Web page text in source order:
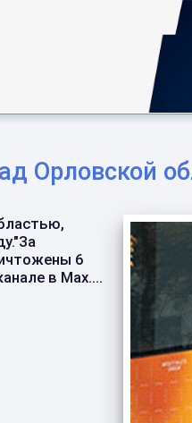
Орловской
6
в Мах....